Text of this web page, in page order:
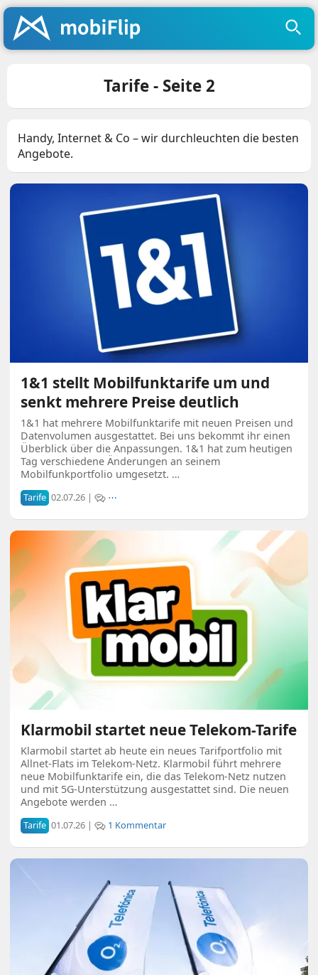
Tarife - Seite 2
Handy, Internet & Co – wir durchleuchten die besten
Angebote.
1&1 stellt Mobilfunktarife um und
senkt mehrere Preise deutlich
1&1 hat mehrere Mobilfunktarife mit neuen Preisen und
Datenvolumen ausgestattet. Bei uns bekommt ihr einen
Überblick über die Anpassungen. 1&1 hat zum heutigen
Tag verschiedene Änderungen an seinem
Mobilfunkportfolio umgesetzt. …
Tarife 02.07.26 | ⋯
Klarmobil startet neue Telekom-Tarife
Klarmobil startet ab heute ein neues Tarifportfolio mit
Allnet-Flats im Telekom-Netz. Klarmobil führt mehrere
neue Mobilfunktarife ein, die das Telekom-Netz nutzen
und mit 5G-Unterstützung ausgestattet sind. Die neuen
Angebote werden …
Tarife 01.07.26 | 1 Kommentar